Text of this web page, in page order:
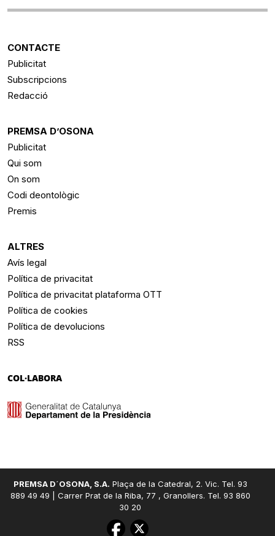
CONTACTE
Publicitat
Subscripcions
Redacció
PREMSA D’OSONA
Publicitat
Qui som
On som
Codi deontològic
Premis
ALTRES
Avís legal
Política de privacitat
Política de privacitat plataforma OTT
Política de cookies
Política de devolucions
RSS
COL·LABORA
PREMSA D´OSONA, S.A. Plaça de la Catedral, 2. Vic. Tel. 93
889 49 49 | Carrer Prat de la Riba, 77 , Granollers. Tel. 93 860
30 20